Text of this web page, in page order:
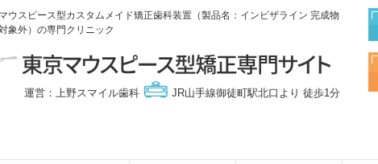
ウスピース型カスタムメイド矯正歯科装置（製品名：インビザライン 完成物
象外）の専門クリニック
運営：上野スマイル歯科 JR山手線御徒町駅北口より 徒歩1分